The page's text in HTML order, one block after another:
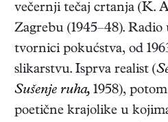
večernji tečaj crtanja (K.
Zagrebu (1945–48).
tvornici pokućstva, od
slikarstvu. Isprva realist (
Sušenje ruha, 1958),
poetične krajolike u